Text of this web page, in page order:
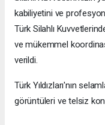
kabiliyetini ve
Türk Silahlı
ve mükemmel
verildi.
Türk Yıldızları'nın
görüntüleri ve telsiz